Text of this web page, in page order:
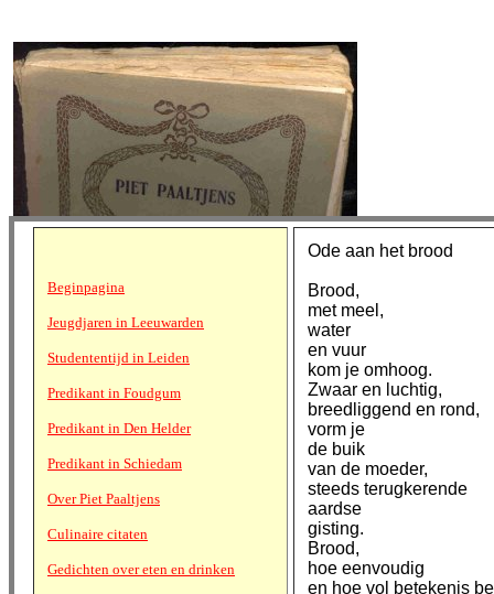
Beginpagina
Jeugdjaren in Leeuwarden
Studententijd in Leiden
Predikant in Foudgum
Predikant in Den Helder
Predikant in Schiedam
Over Piet Paaltjens
Culinaire citaten
Gedichten over eten en drinken
Ode aan het brood
Brood,
met meel,
water
en vuur
kom je omhoog.
Zwaar en luchtig,
breedliggend en rond,
vorm je
de buik
van de moeder,
steeds terugkerende
aardse
gisting.
Brood,
hoe eenvoudig
en hoe vol betekenis